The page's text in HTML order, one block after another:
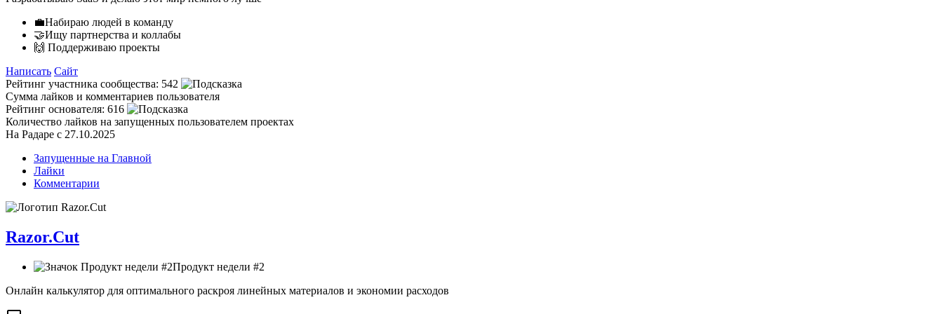
💼Набираю людей в команду
🤝Ищу партнерства и коллабы
🙌 Поддерживаю проекты
Написать Сайт
Рейтинг участника сообщества: 542
Сумма лайков и комментариев пользователя
Рейтинг основателя: 616
Количество лайков на запущенных пользователем проектах
На Радаре с 27.10.2025
Запущенные на Главной
Лайки
Комментарии
Razor.Cut
Продукт недели #2
Онлайн калькулятор для оптимального раскроя линейных материалов и экономии расходов